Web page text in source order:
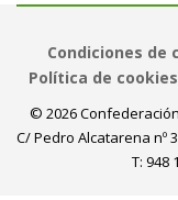
Condiciones de
Política de cookies
© 2026
C/ Pedro Alcatarena nº
T: 948